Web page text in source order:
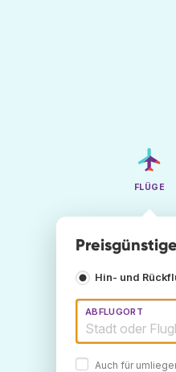
FLÜGE
Hin- und
ABFLUGORT
Auch für